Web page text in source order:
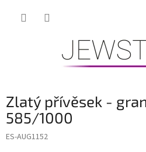
Zlatý přívěsek -
585/1000
ES-AUG1152